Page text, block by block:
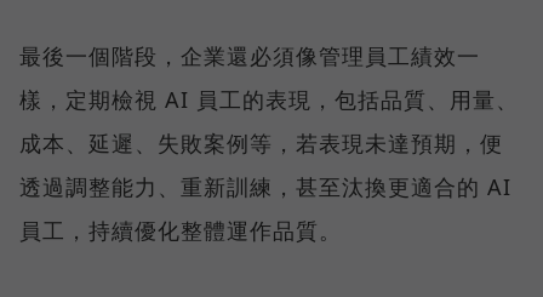
最後一個階段，企業還必須像管理員工績效一
樣，定期檢視 AI 員工的表現，包括品質、用量、
成本、延遲、失敗案例等，若表現未達預期，便
透過調整能力、重新訓練，甚至汰換更適合的 AI
員工，持續優化整體運作品質。